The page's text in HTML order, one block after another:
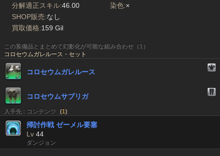
分解適正スキル:46.00 染色:×
SHOP販売:なし
買取価格:159 Gil
この装備品とまとめて幻影化が可能な組み合わせ（1）
コロセウムガレルース・セット
コロセウムガレルース
コロセウムサブリガ
入手先 : コンテンツ (1)
掃討作戦 ゼーメル要塞
Lv 44
ダンジョン